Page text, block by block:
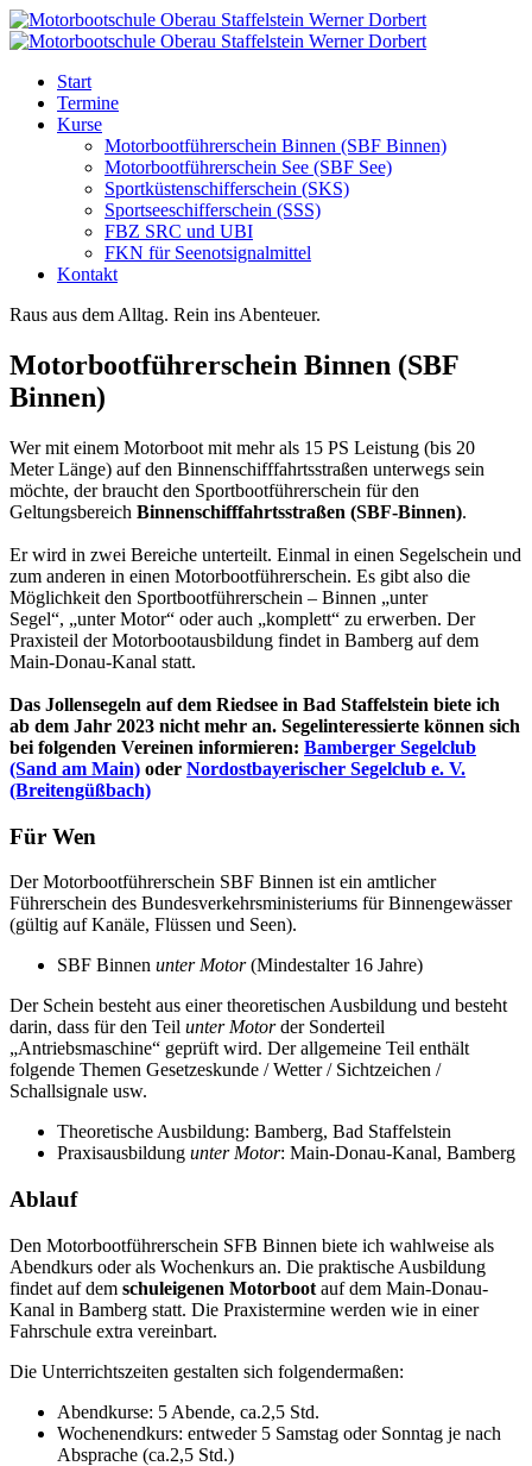
Start
Termine
Kurse
Motorbootführerschein Binnen (SBF Binnen)
Motorbootführerschein See (SBF See)
Sportküstenschifferschein (SKS)
Sportseeschifferschein (SSS)
FBZ SRC und UBI
FKN für Seenotsignalmittel
Kontakt
Raus aus dem Alltag. Rein ins Abenteuer.
Motorbootführerschein Binnen (SBF
Binnen)
Wer mit einem Motorboot mit mehr als 15 PS Leistung (bis 20
Meter Länge) auf den Binnenschifffahrtsstraßen unterwegs sein
möchte, der braucht den Sportbootführerschein für den
Geltungsbereich Binnenschifffahrtsstraßen (SBF-Binnen).
Er wird in zwei Bereiche unterteilt. Einmal in einen Segelschein und
zum anderen in einen Motorbootführerschein. Es gibt also die
Möglichkeit den Sportbootführerschein – Binnen „unter
Segel“, „unter Motor“ oder auch „komplett“ zu erwerben. Der
Praxisteil der Motorbootausbildung findet in Bamberg auf dem
Main-Donau-Kanal statt.
Das Jollensegeln auf dem Riedsee in Bad Staffelstein biete ich
ab dem Jahr 2023 nicht mehr an. Segelinteressierte können sich
bei folgenden Vereinen informieren: Bamberger Segelclub
(Sand am Main) oder Nordostbayerischer Segelclub e. V.
(Breitengüßbach)
Für Wen
Der Motorbootführerschein SBF Binnen ist ein amtlicher
Führerschein des Bundesverkehrsministeriums für Binnengewässer
(gültig auf Kanäle, Flüssen und Seen).
SBF Binnen unter Motor(Mindestalter 16 Jahre)
Der Schein besteht aus einer theoretischen Ausbildung und besteht
darin, dass für den Teil unter Motorder Sonderteil
„Antriebsmaschine“ geprüft wird. Der allgemeine Teil enthält
folgende Themen Gesetzeskunde / Wetter / Sichtzeichen /
Schallsignale usw.
Theoretische Ausbildung: Bamberg, Bad Staffelstein
Praxisausbildung unter Motor: Main-Donau-Kanal, Bamberg
Ablauf
Den Motorbootführerschein SFB Binnen biete ich wahlweise als
Abendkurs oder als Wochenkurs an. Die praktische Ausbildung
findet auf dem schuleigenen Motorboot auf dem Main-Donau-
Kanal in Bamberg statt. Die Praxistermine werden wie in einer
Fahrschule extra vereinbart.
Die Unterrichtszeiten gestalten sich folgendermaßen:
Abendkurse: 5 Abende, ca.2,5 Std.
Wochenendkurs: entweder 5 Samstag oder Sonntag je nach
Absprache (ca.2,5 Std.)